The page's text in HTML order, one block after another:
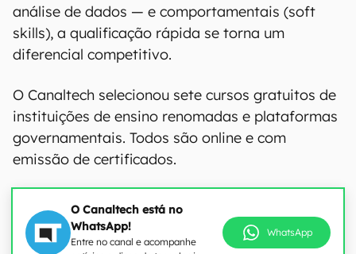
análise de dados — e comportamentais (soft
skills), a qualificação rápida se torna um
diferencial competitivo.
O Canaltech selecionou sete cursos gratuitos de
instituições de ensino renomadas e plataformas
governamentais. Todos são online e com
emissão de certificados.
O Canaltech está no
WhatsApp!
Entre no canal e acompanhe
WhatsApp